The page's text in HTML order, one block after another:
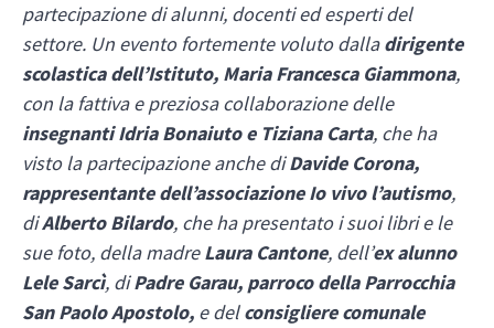
partecipazione di alunni, docenti ed esperti del
settore. Un evento fortemente voluto dalladirigente
scolastica dell’Istituto, Maria Francesca Giammona,
con la fattiva e preziosa collaborazione delle
insegnanti Idria Bonaiuto e Tiziana Carta, che ha
visto la partecipazione anche diDavide Corona,
rappresentante dell’associazione Io vivo l’autismo,
diAlberto Bilardo, che ha presentato i suoi libri e le
sue foto, della madreLaura Cantone, dell’ex alunno
Lele Sarcì, diPadre Garau, parroco della Parrocchia
San Paolo Apostolo, e delconsigliere comunale